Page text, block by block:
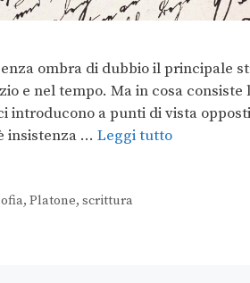
ombra di dubbio il principale
e nel tempo. Ma in cosa
introducono a punti di vista
insistenza … Leggi tutto
, Platone, scrittura